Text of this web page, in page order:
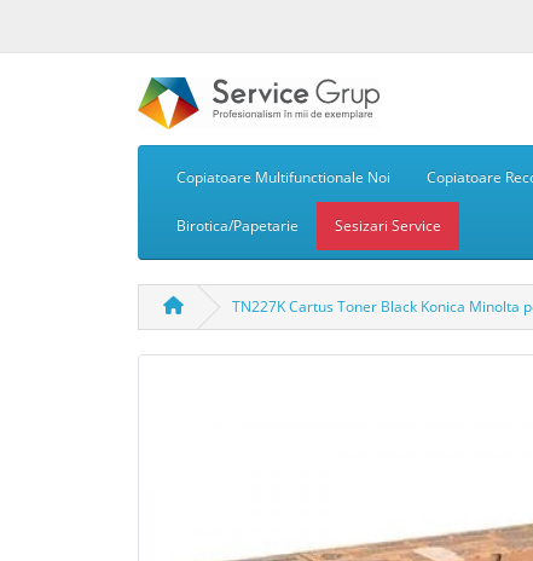
Copiatoare Multifunctionale Noi Copiatoare
Birotica/Papetarie Sesizari Service
TN227K Cartus Toner Black Konica Minolta